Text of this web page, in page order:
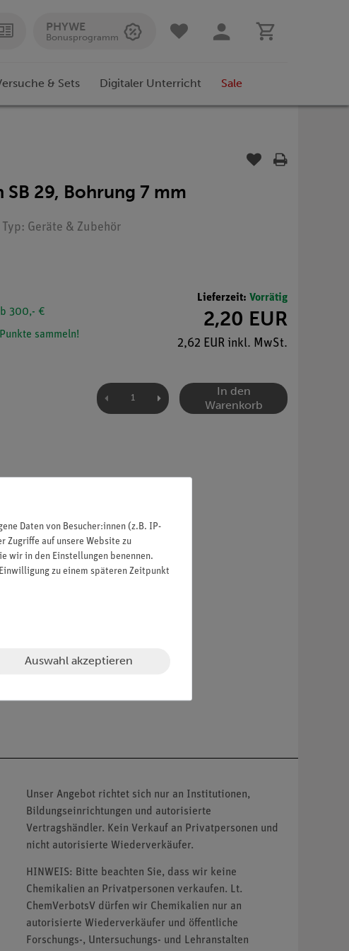
PHYWE
Bonusprogramm
& Sets Digitaler Unterricht Sale
29, Bohrung 7 mm
Geräte & Zubehör
300,- €
Punkte sammeln!
Lieferzeit: Vorrätig
2,20 EUR
2,62 EUR inkl. MwSt.
In den
Warenkorb
und biologisch neutral.
Unser Angebot richtet sich nur an Institutionen,
Bildungseinrichtungen und autorisierte
Vertragshändler. Kein Verkauf an Privatpersonen und
nicht autorisierte Wiederverkäufer.
HINWEIS: Bitte beachten Sie, dass wir keine
Chemikalien an Privatpersonen verkaufen. Lt.
ChemVerbotsV dürfen wir Chemikalien nur an
autorisierte Wiederverkäufer und öffentliche
Forschungs-, Untersuchungs- und Lehranstalten
Daten von Besucher:innen (z.B. IP-
Zugriffe auf unsere Website zu
wir in den Einstellungen benennen.
zu einem späteren Zeitpunkt
Auswahl akzeptieren